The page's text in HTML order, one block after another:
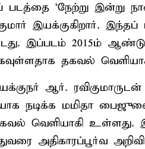
படத்தை ‘நேற்று
இயக்குகிறார்.
இப்படம் 2015ம்
தகவல்
ஆர். ரவிகுமாருடன்
நடிக்க மமிதா
வெளியாகி உள்ளது.
அதிகாரப்பூர்வ